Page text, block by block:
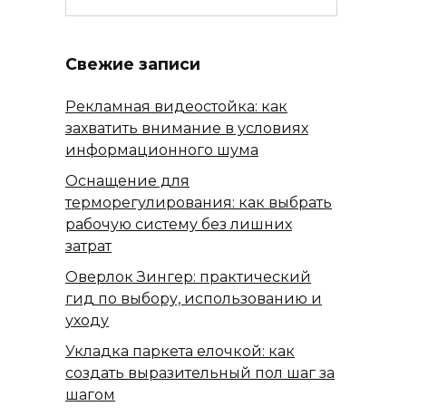
Свежие записи
Рекламная видеостойка: как
захватить внимание в условиях
информационного шума
Оснащение для
терморегулирования: как выбрать
рабочую систему без лишних
затрат
Оверлок Зингер: практический
гид по выбору, использованию и
уходу
Укладка паркета елочкой: как
создать выразительный пол шаг за
шагом